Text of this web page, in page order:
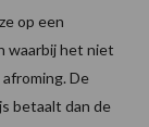
op een
waarbij het niet
De
betaalt dan de